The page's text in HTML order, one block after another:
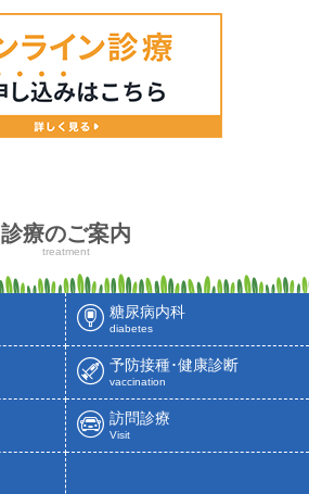
診療のご案内
treatment
糖尿病内科
diabetes
予防接種･健康診断
vaccination
訪問診療
Visit